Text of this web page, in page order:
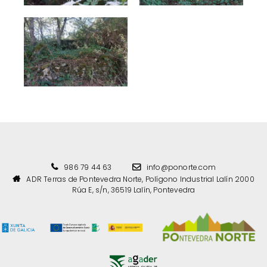
986 79 44 63
info@ponorte.com
ADR Terras de Pontevedra Norte, Polígono Industrial Lalín 2000
Rúa E, s/n, 36519 Lalín, Pontevedra